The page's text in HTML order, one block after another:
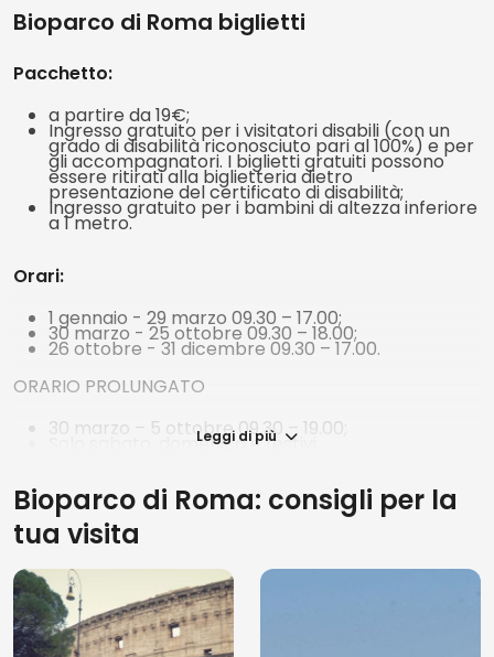
Bioparco di Roma biglietti
Pacchetto:
a partire da 19€;
Ingresso gratuito per i visitatori disabili (con un
grado di disabilità riconosciuto pari al 100%) e per
gli accompagnatori. I biglietti gratuiti possono
essere ritirati alla biglietteria dietro
presentazione del certificato di disabilità;
Ingresso gratuito per i bambini di altezza inferiore
a 1 metro.
Orari:
1 gennaio - 29 marzo 09.30 – 17.00;
30 marzo - 25 ottobre 09.30 – 18.00;
26 ottobre - 31 dicembre 09.30 – 17.00.
ORARIO PROLUNGATO
30 marzo – 5 ottobre 09.30 – 19.00;
Solo sabato, domenica e festivi.
1h prima dell’orario di chiusura del parco. Il parco è
aperto tutti i giorni dell’ anno tranne il 25 dicembre.
Accessibilità:
Accessibile in sedia a rotelle.
Leggi di più
Bioparco di Roma: consigli per la
tua visita